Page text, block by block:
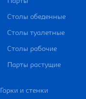
Столы обеденные
Столы туалетные
Столы рабочие
Парты растущие
Горки и стенки